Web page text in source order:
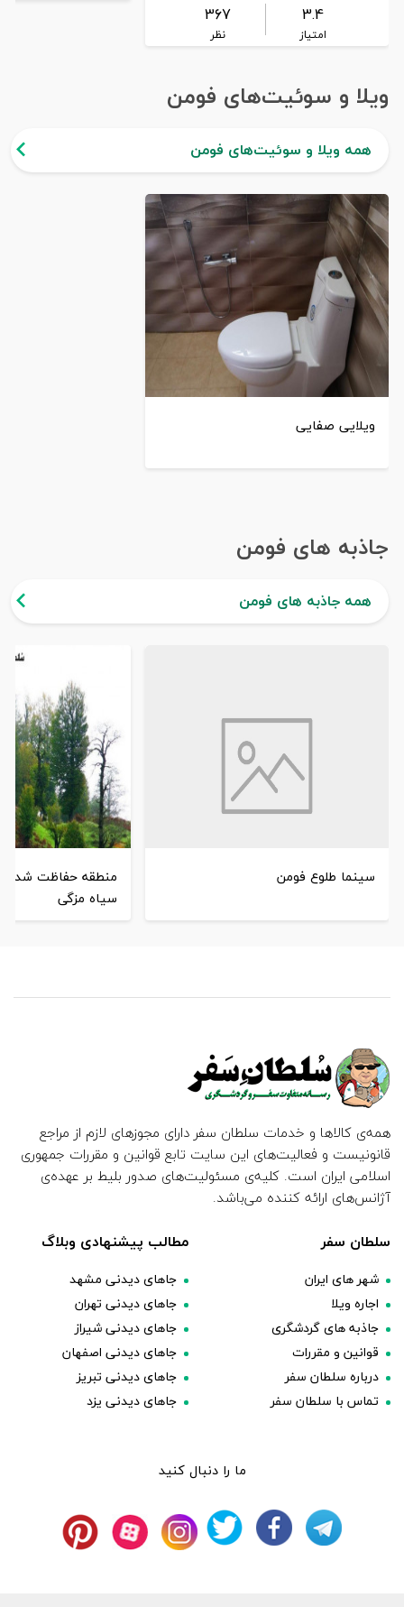
3.4
امتیاز
367
نظر
ویلا و سوئیت‌های فومن
همه ویلا و سوئیت‌های فومن
ویلایی صفایی
جاذبه های فومن
همه جاذبه های فومن
سینما طلوع فومن
منطقه حفاظت شده
سیاه مزگی
همه‌ی کالاها و خدمات سلطان سفر دارای مجوزهای لازم از مراجع
قانونیست و فعالیت‌های این سایت تابع قوانین و مقررات جمهوری
اسلامی ایران است. کلیه‌ی مسئولیت‌های صدور بلیط بر عهده‌ی
آژانس‌های ارائه کننده می‌باشد.
سلطان سفر
شهر های ایران
اجاره ویلا
جاذبه های گردشگری
قوانین و مقررات
درباره سلطان سفر
تماس با سلطان سفر
مطالب پیشنهادی وبلاگ
جاهای دیدنی مشهد
جاهای دیدنی تهران
جاهای دیدنی شیراز
جاهای دیدنی اصفهان
جاهای دیدنی تبریز
جاهای دیدنی یزد
ما را دنبال کنید